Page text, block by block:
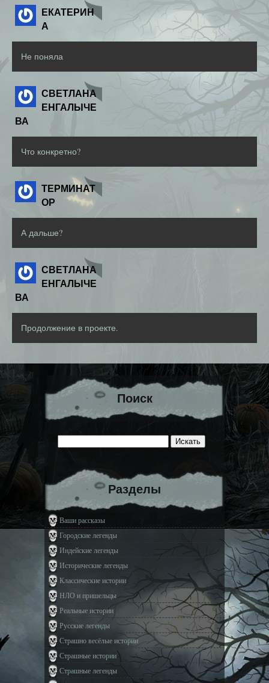
ЕКАТЕРИН
А
Не поняла
СВЕТЛАНА
ЕНГАЛЫЧЕ
ВА
Что конкретно?
ТЕРМИНАТ
ОР
А дальше?
СВЕТЛАНА
ЕНГАЛЫЧЕ
ВА
Продолжение в проекте.
Поиск
Разделы
Ваши рассказы
Городские легенды
Индейские легенды
Исторические легенды
Классические истории
НЛО и пришельцы
Реальные истории
Русские легенды
Страшно весёлые истории
Страшные истории
Страшные легенды